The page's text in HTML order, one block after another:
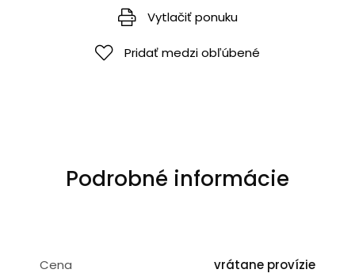
Vytlačiť ponuku
Pridať medzi obľúbené
Podrobné informácie
Cena vrátane provízie